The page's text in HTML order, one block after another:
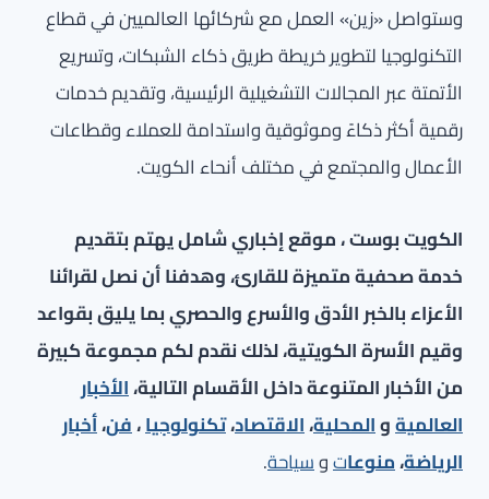
وستواصل «زين» العمل مع شركائها العالميين في قطاع
التكنولوجيا لتطوير خريطة طريق ذكاء الشبكات، وتسريع
الأتمتة عبر المجالات التشغيلية الرئيسية، وتقديم خدمات
رقمية أكثر ذكاءً وموثوقية واستدامة للعملاء وقطاعات
الأعمال والمجتمع في مختلف أنحاء الكويت.
الكويت بوست ، موقع إخباري شامل يهتم بتقديم
خدمة صحفية متميزة للقارئ، وهدفنا أن نصل لقرائنا
الأعزاء بالخبر الأدق والأسرع والحصري بما يليق بقواعد
وقيم الأسرة الكويتية، لذلك نقدم لكم مجموعة كبيرة
من الأخبار المتنوعة داخل الأقسام التالية،الأخبار
العالميةوالمحلية،الاقتصاد،تكنولوجيا،فن،أخبار
الرياضة،منوعاتوسياحة.